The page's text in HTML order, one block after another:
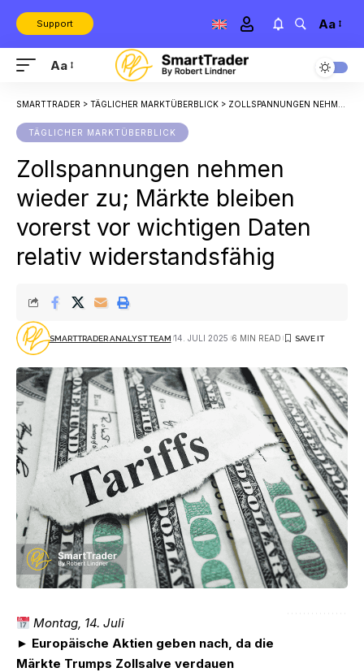
Support Aa
Aa
SMARTTRADER > TÄGLICHER MARKTÜBERBLICK > ZOLLSPANNUNGEN NEHMEN WIEDER ZU; MÄRKTE BLEIBEN VORERST VOR WICHTIGEN DATEN RELATIV WIDERSTANDSFÄHIG
TÄGLICHER MARKTÜBERBLICK
Zollspannungen nehmen
wieder zu; Märkte bleiben
vorerst vor wichtigen Daten
relativ widerstandsfähig
SMARTTRADER ANALYST TEAM 14. JULI 2025 6 MIN READ
Montag, 14. Juli
► Europäische Aktien geben nach, da die
Märkte Trumps Zollsalve verdauen